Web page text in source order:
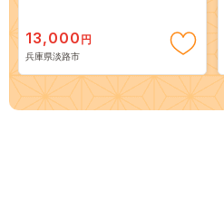
13,000 円
兵庫県淡路市